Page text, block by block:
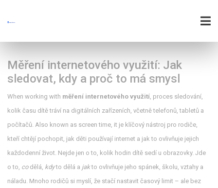
Měření internetového využití: Jak
sledovat, kdy a proč to má smysl
When working with měření internetového využití, proces sledování,
kolik času dítě tráví na digitálních zařízeních, včetně telefonů, tabletů a
počítačů. Also known as screen time, it je klíčový nástroj pro rodiče,
kteří chtějí pochopit, jak děti používají internet a jak to ovlivňuje jejich
každodenní život. Nejde jen o to, kolik hodin dítě sedí u obrazovky. Jde
o to, codělá, kdyto dělá a jakto ovlivňuje jeho spánek, školu, vztahy a
náladu. Mnoho rodičů si myslí, že stačí nastavit časový limit – ale bez